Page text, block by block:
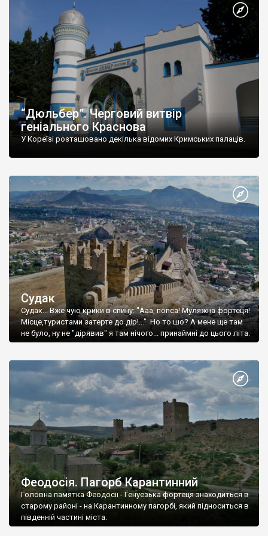
“Дюльбер”. Черговий витвір
геніального Краснова
У Кореїзі розташовано декілька відомих Кримських палаців.
Судак
Судак... Вже чую крики в спину: "Ааа, попса! Муляжна фортеця!
Місце,туристами затерте до дір!..." Но то шо? А мене ще там
не було, ну не "дірявив" я там нічого... принаймні до цього літа.
Феодосія. Пагорб Карантинний
Головна памятка Феодосії - Генуезька фортеця знаходиться в
старому районі - на Карантинному пагорбі, який підноситься в
південній частині міста.